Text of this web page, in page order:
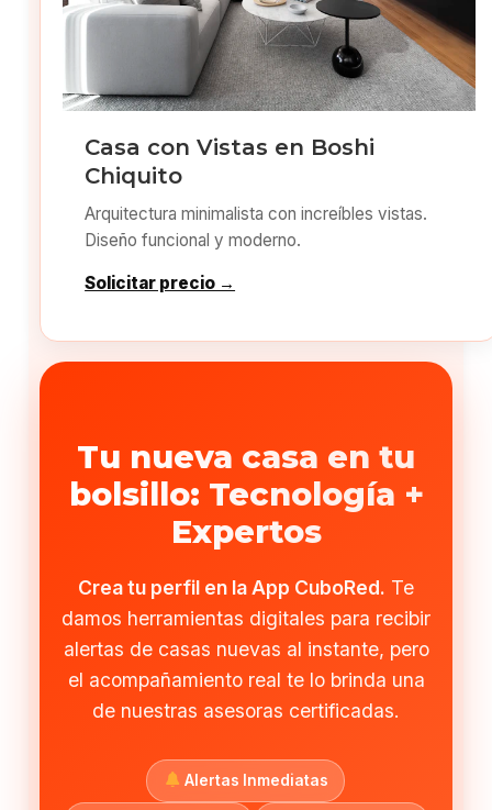
Casa con Vistas en Boshi
Chiquito
Arquitectura minimalista con increíbles vistas.
Diseño funcional y moderno.
Solicitar precio →
Tu nueva casa en tu
bolsillo: Tecnología +
Expertos
Crea tu perfil en la App CuboRed. Te
damos herramientas digitales para recibir
alertas de casas nuevas al instante, pero
el acompañamiento real te lo brinda una
de nuestras asesoras certificadas.
Alertas Inmediatas